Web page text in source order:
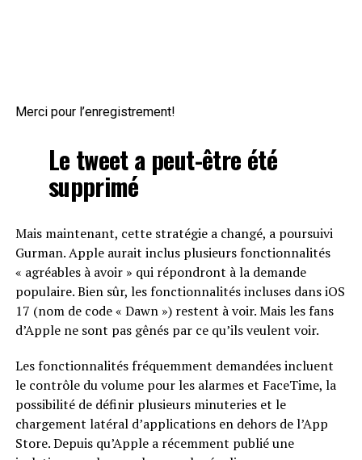
Merci pour l’enregistrement!
Le tweet a peut-être été
supprimé
Mais maintenant, cette stratégie a changé, a poursuivi
Gurman. Apple aurait inclus plusieurs fonctionnalités
« agréables à avoir » qui répondront à la demande
populaire. Bien sûr, les fonctionnalités incluses dans iOS
17 (nom de code « Dawn ») restent à voir. Mais les fans
d’Apple ne sont pas gênés par ce qu’ils veulent voir.
Les fonctionnalités fréquemment demandées incluent
le contrôle du volume pour les alarmes et FaceTime, la
possibilité de définir plusieurs minuteries et le
chargement latéral d’applications en dehors de l’App
Store. Depuis qu’Apple a récemment publié une